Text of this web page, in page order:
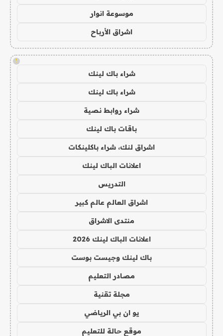
موسوعة انوار
اشراق الأرباح
!
شراء باك لينك
شراء باك لينك
شراء روابط نصية
باقات باك لينك
اشراق لنك، شراء باكلينكات
اعلانات الباك لينك
التدريس
اشراق العالم عالم كبير
منتدى الاشراق
اعلانات الباك لينك 2026
باك لينك وجيست بوست
مصادر التعليم
مجلة تقنية
يو ان بي الرياضي
موقع حالة للتعليم